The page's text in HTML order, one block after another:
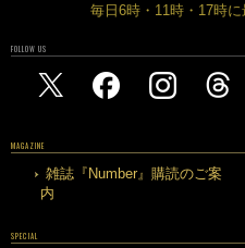
毎日6時・11時・17時
FOLLOW US
MAGAZINE
雑誌『Number』購読のご案
内
SPECIAL